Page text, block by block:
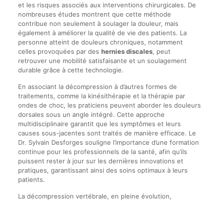
et les risques associés aux interventions chirurgicales. De
nombreuses études montrent que cette méthode
contribue non seulement à soulager la douleur, mais
également à améliorer la qualité de vie des patients. La
personne atteint de douleurs chroniques, notamment
celles provoquées par des hernies discales, peut
retrouver une mobilité satisfaisante et un soulagement
durable grâce à cette technologie.
En associant la décompression à d’autres formes de
traitements, comme la kinésithérapie et la thérapie par
ondes de choc, les praticiens peuvent aborder les douleurs
dorsales sous un angle intégré. Cette approche
multidisciplinaire garantit que les symptômes et leurs
causes sous-jacentes sont traités de manière efficace. Le
Dr. Sylvain Desforges souligne l’importance d’une formation
continue pour les professionnels de la santé, afin qu’ils
puissent rester à jour sur les dernières innovations et
pratiques, garantissant ainsi des soins optimaux à leurs
patients.
La décompression vertébrale, en pleine évolution,